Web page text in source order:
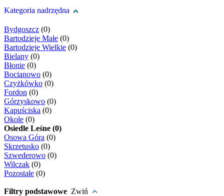
Kategoria nadrzędna
Bydgoszcz (0)
Bartodzieje Małe (0)
Bartodzieje Wielkie (0)
Bielany (0)
Błonie (0)
Bocianowo (0)
Czyżkówko (0)
Fordon (0)
Górzyskowo (0)
Kapuściska (0)
Okole (0)
Osiedle Leśne (0)
Osowa Góra (0)
Skrzetusko (0)
Szwederowo (0)
Wilczak (0)
Pozostałe (0)
Filtry podstawowe Zwiń